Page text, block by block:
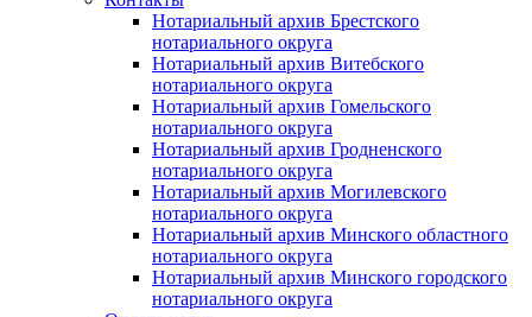
Нотариальный архив Брестского
нотариального округа
Нотариальный архив Витебского
нотариального округа
Нотариальный архив Гомельского
нотариального округа
Нотариальный архив Гродненского
нотариального округа
Нотариальный архив Могилевского
нотариального округа
Нотариальный архив Минского областного
нотариального округа
Нотариальный архив Минского городского
нотариального округа